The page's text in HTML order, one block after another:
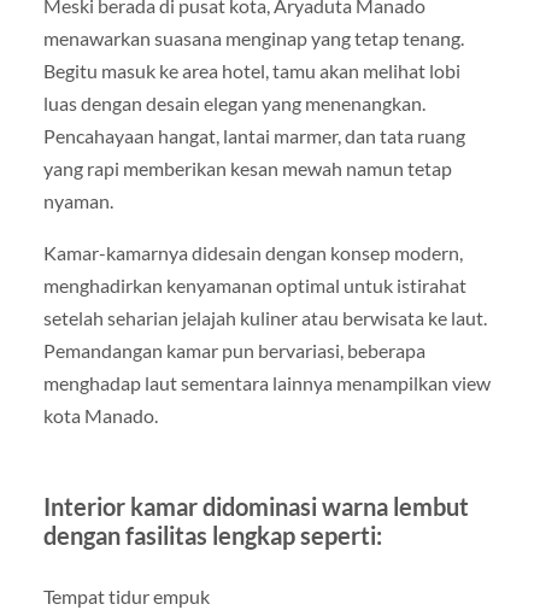
Meski berada di pusat kota, Aryaduta Manado
menawarkan suasana menginap yang tetap tenang.
Begitu masuk ke area hotel, tamu akan melihat lobi
luas dengan desain elegan yang menenangkan.
Pencahayaan hangat, lantai marmer, dan tata ruang
yang rapi memberikan kesan mewah namun tetap
nyaman.
Kamar-kamarnya didesain dengan konsep modern,
menghadirkan kenyamanan optimal untuk istirahat
setelah seharian jelajah kuliner atau berwisata ke laut.
Pemandangan kamar pun bervariasi, beberapa
menghadap laut sementara lainnya menampilkan view
kota Manado.
Interior kamar didominasi warna lembut
dengan fasilitas lengkap seperti:
Tempat tidur empuk